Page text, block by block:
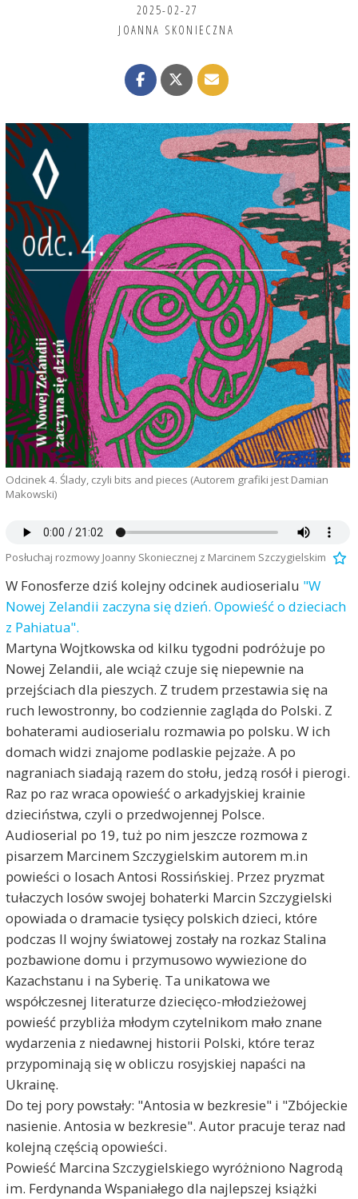
2025-02-27
JOANNA SKONIECZNA
Odcinek 4. Ślady, czyli bits and pieces (Autorem grafiki jest Damian
Makowski)
Posłuchaj rozmowy Joanny Skoniecznej z Marcinem Szczygielskim
W Fonosferze dziś kolejny odcinek audioserialu "W
Nowej Zelandii zaczyna się dzień. Opowieść o dzieciach
z Pahiatua".
Martyna Wojtkowska od kilku tygodni podróżuje po
Nowej Zelandii, ale wciąż czuje się niepewnie na
przejściach dla pieszych. Z trudem przestawia się na
ruch lewostronny, bo codziennie zagląda do Polski. Z
bohaterami audioserialu rozmawia po polsku. W ich
domach widzi znajome podlaskie pejzaże. A po
nagraniach siadają razem do stołu, jedzą rosół i pierogi.
Raz po raz wraca opowieść o arkadyjskiej krainie
dzieciństwa, czyli o przedwojennej Polsce.
Audioserial po 19, tuż po nim jeszcze rozmowa z
pisarzem Marcinem Szczygielskim autorem m.in
powieści o losach Antosi Rossińskiej. Przez pryzmat
tułaczych losów swojej bohaterki Marcin Szczygielski
opowiada o dramacie tysięcy polskich dzieci, które
podczas II wojny światowej zostały na rozkaz Stalina
pozbawione domu i przymusowo wywiezione do
Kazachstanu i na Syberię. Ta unikatowa we
współczesnej literaturze dziecięco-młodzieżowej
powieść przybliża młodym czytelnikom mało znane
wydarzenia z niedawnej historii Polski, które teraz
przypominają się w obliczu rosyjskiej napaści na
Ukrainę.
Do tej pory powstały: "Antosia w bezkresie" i "Zbójeckie
nasienie. Antosia w bezkresie". Autor pracuje teraz nad
kolejną częścią opowieści.
Powieść Marcina Szczygielskiego wyróżniono Nagrodą
im. Ferdynanda Wspaniałego dla najlepszej książki